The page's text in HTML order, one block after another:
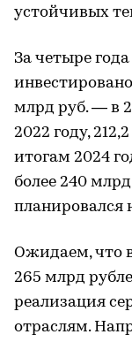
устойчивых
За четыре
млрд руб. — в
2022 году,
итогам 2024
более 240
планировался
Ожидаем, что
265 млрд
реализация
отраслям.